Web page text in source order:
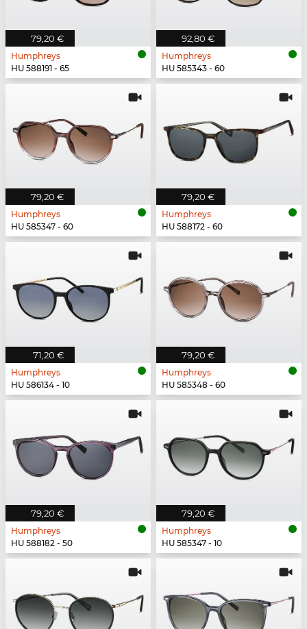
79,20 €
Humphreys
HU 588191 - 65
92,80 €
Humphreys
HU 585343 - 60
79,20 €
Humphreys
HU 585347 - 60
79,20 €
Humphreys
HU 588172 - 60
71,20 €
Humphreys
HU 586134 - 10
79,20 €
Humphreys
HU 585348 - 60
79,20 €
Humphreys
HU 588182 - 50
79,20 €
Humphreys
HU 585347 - 10